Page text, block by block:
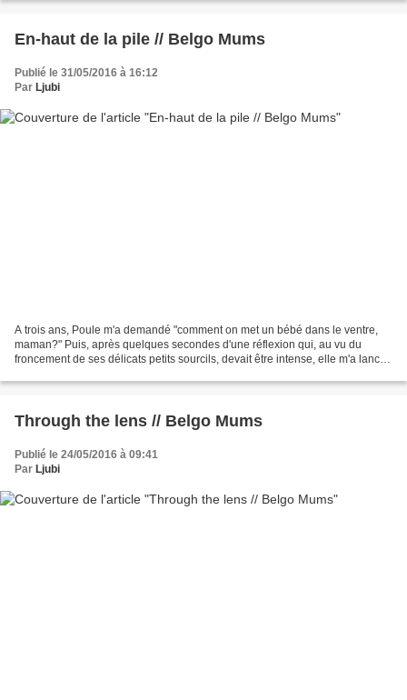
En-haut de la pile // Belgo Mums
Publié le 31/05/2016 à 16:12
Par Ljubi
A trois ans, Poule m'a demandé "comment on met un bébé dans le ventre,
maman?" Puis, après quelques secondes d'une réflexion qui, au vu du
froncement de ses délicats petits sourcils, devait être intense, elle m'a lancé,
Through the lens // Belgo Mums
Publié le 24/05/2016 à 09:41
Par Ljubi